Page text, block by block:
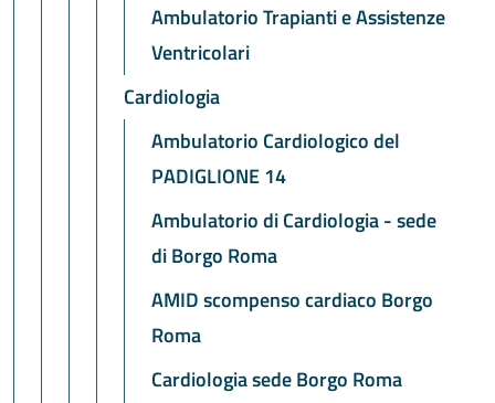
Ambulatorio Trapianti e Assistenze
Ventricolari
Cardiologia
Ambulatorio Cardiologico del
PADIGLIONE 14
Ambulatorio di Cardiologia - sede
di Borgo Roma
AMID scompenso cardiaco Borgo
Roma
Cardiologia sede Borgo Roma